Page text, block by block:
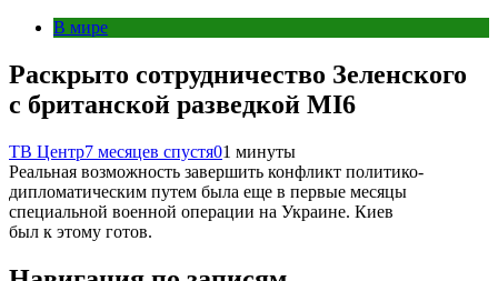
В мире
Раскрыто сотрудничество Зеленского
с британской разведкой MI6
ТВ Центр7 месяцев спустя01 минуты
Реальная возможность завершить конфликт политико-
дипломатическим путем была еще в первые месяцы
специальной военной операции на Украине. Киев
был к этому готов.